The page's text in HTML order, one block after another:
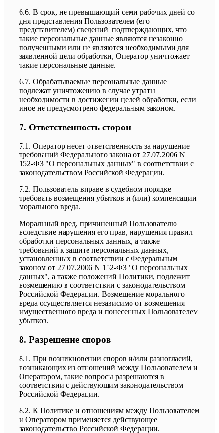
6.6. В срок, не превышающий семи рабочих дней со
дня представления Пользователем (его
представителем) сведений, подтверждающих, что
такие персональные данные являются незаконно
полученными или не являются необходимыми для
заявленной цели обработки, Оператор уничтожает
такие персональные данные.
6.7. Обрабатываемые персональные данные
подлежат уничтожению в случае утраты
необходимости в достижении целей обработки, если
иное не предусмотрено федеральным законом.
7. Ответственность сторон
7.1. Оператор несет ответственность за нарушение
требований Федерального закона от 27.07.2006 N
152-ФЗ "О персональных данных" в соответствии с
законодательством Российской Федерации.
7.2. Пользователь вправе в судебном порядке
требовать возмещения убытков и (или) компенсации
морального вреда.
Моральный вред, причиненный Пользователю
вследствие нарушения его прав, нарушения правил
обработки персональных данных, а также
требований к защите персональных данных,
установленных в соответствии с Федеральным
законом от 27.07.2006 N 152-ФЗ "О персональных
данных", а также положений Политики, подлежит
возмещению в соответствии с законодательством
Российской Федерации. Возмещение морального
вреда осуществляется независимо от возмещения
имущественного вреда и понесенных Пользователем
убытков.
8. Разрешение споров
8.1. При возникновении споров и/или разногласий,
возникающих из отношений между Пользователем и
Оператором, такие вопросы разрешаются в
соответствии с действующим законодательством
Российской Федерации.
8.2. К Политике и отношениям между Пользователем
и Оператором применяется действующее
законодательство Российской Федерации.